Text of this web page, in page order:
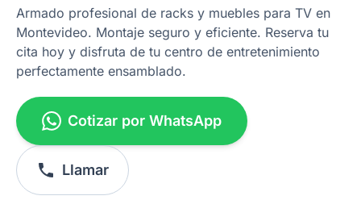
Armado profesional de racks y muebles para TV en
Montevideo. Montaje seguro y eficiente. Reserva tu
cita hoy y disfruta de tu centro de entretenimiento
perfectamente ensamblado.
Cotizar por WhatsApp
Llamar